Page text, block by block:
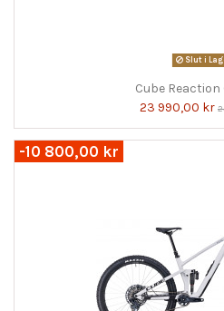
Slut i
Cube Reaction
23 990,00 kr
-10 800,00 kr